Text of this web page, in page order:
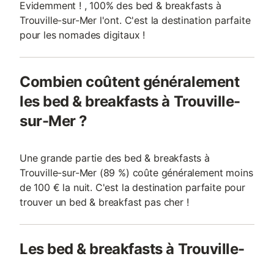
Evidemment ! , 100% des bed & breakfasts à
Trouville-sur-Mer l'ont. C'est la destination parfaite
pour les nomades digitaux !
Combien coûtent généralement
les bed & breakfasts à Trouville-
sur-Mer ?
Une grande partie des bed & breakfasts à
Trouville-sur-Mer (89 %) coûte généralement moins
de 100 € la nuit. C'est la destination parfaite pour
trouver un bed & breakfast pas cher !
Les bed & breakfasts à Trouville-